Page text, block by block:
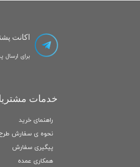
راهنمای خرید
نحوه ی سفارش طرح
پیگیری سفارش
همکاری عمده
خدمات
اکانت
برای ارسال